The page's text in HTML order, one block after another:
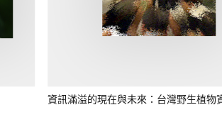
資訊滿溢的現在與未來：台灣野生植物